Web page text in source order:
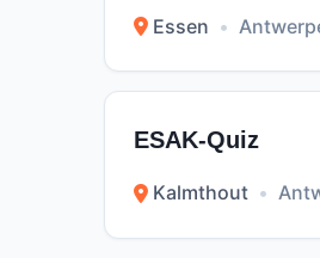
Essen •
ESAK-Quiz
Kalmthout •